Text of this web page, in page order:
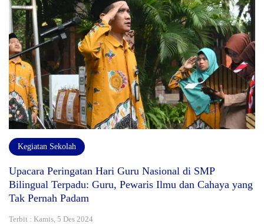
Kegiatan Sekolah
Upacara Peringatan Hari Guru Nasional di SMP
Bilingual Terpadu: Guru, Pewaris Ilmu dan Cahaya yang
Tak Pernah Padam
Terbit : Kamis, 5 Des 2024